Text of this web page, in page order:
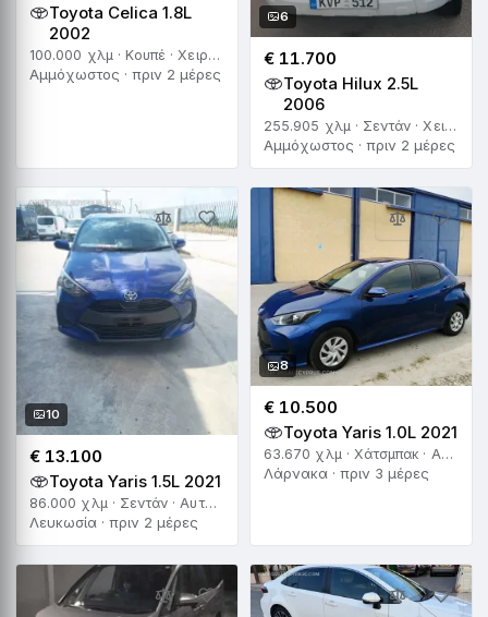
Toyota Celica 1.8L
2002
100.000 χλμ · Κουπέ · Χειροκίνητο
Αμμόχωστος · πριν 2 μέρες
6
€ 11.700
Toyota Hilux 2.5L
2006
255.905 χλμ · Σεντάν · Χειροκίνητο
Αμμόχωστος · πριν 2 μέρες
10
€ 13.100
Toyota Yaris 1.5L 2021
86.000 χλμ · Σεντάν · Αυτόματο
Λευκωσία · πριν 2 μέρες
8
€ 10.500
Toyota Yaris 1.0L 2021
63.670 χλμ · Χάτσμπακ · Αυτόματο
Λάρνακα · πριν 3 μέρες